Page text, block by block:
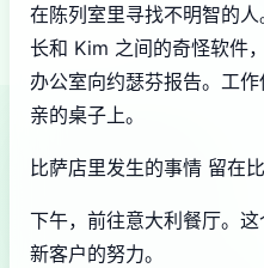
在陈列室里寻找不明智的
长和 Kim 之间的奇怪软件
办公室向约瑟芬报告。工
亲的桌子上。
比萨店里发生的事情 留在
下午，前往意大利餐厅。
新客户的努力。